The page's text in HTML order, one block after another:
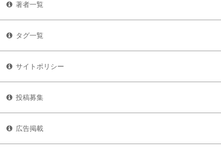
著者一覧
タグ一覧
サイトポリシー
投稿募集
広告掲載